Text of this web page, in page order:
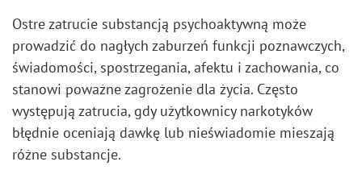
Ostre zatrucie substancją psychoaktywną może
prowadzić do nagłych zaburzeń funkcji poznawczych,
świadomości, spostrzegania, afektu i zachowania, co
stanowi poważne zagrożenie dla życia. Często
występują zatrucia, gdy użytkownicy narkotyków
błędnie oceniają dawkę lub nieświadomie mieszają
różne substancje.